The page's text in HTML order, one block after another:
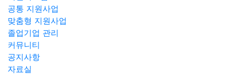
공통 지원사업
맞춤형 지원사업
졸업기업 관리
커뮤니티
공지사항
자료실